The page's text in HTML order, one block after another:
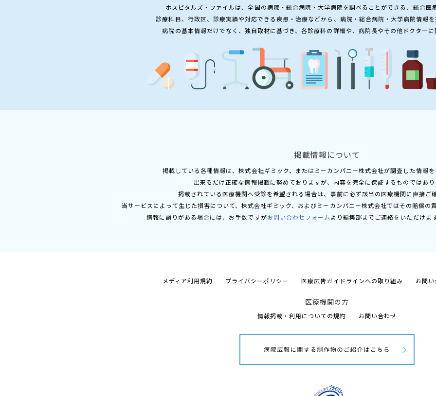
ホスピタルズ・ファイルは、全国の病院・総合病院・大学病院を調べることができる、総合医
診療科目、行政区、診療実績や対応できる疾患・治療などから、病院・総合病院・大学病院情報を
病院の基本情報だけでなく、独自取材に基づき、各診療科の詳細や、病院長やその他ドクターに
掲載情報について
掲載している各種情報は、株式会社ギミック、またはミーカンパニー株式会社が調査した情報を
出来るだけ正確な情報掲載に努めておりますが、内容を完全に保証するものではあり
掲載されている医療機関へ受診を希望される場合は、事前に必ず該当の医療機関に直接ご
当サービスによって生じた損害について、株式会社ギミック、およびミーカンパニー株式会社ではその賠償の
情報に誤りがある場合には、お手数ですがお問い合わせフォームより編集部までご連絡をいただけま
メディア利用規約 プライバシーポリシー 医療広告ガイドラインへの取り組み お問
医療機関の方
情報掲載・利用についての規約 お問い合わせ